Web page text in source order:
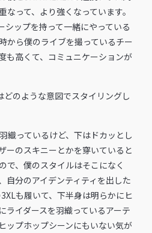
なって、より強くなっています。
シップを持って一緒にやっている
から僕のライブを撮っているチー
も高くて、コミュニケーションが
のような意図でスタイリングし
っているけど、下はドカッとし
ーのスキニーとかを穿いていると
で、僕のスタイルはそこになく
自分のアイデンティティを出した
も履いて、下半身は明らかにヒ
ライダースを羽織っているアーテ
ップホップシーンにもいない気が